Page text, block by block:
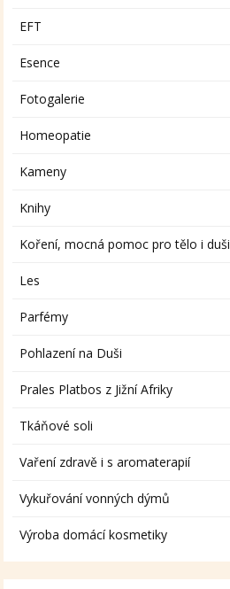
EFT
Esence
Fotogalerie
Homeopatie
Kameny
Knihy
Koření, mocná pomoc pro tělo i duši
Les
Parfémy
Pohlazení na Duši
Prales Platbos z Jižní Afriky
Tkáňové soli
Vaření zdravě i s aromaterapií
Vykuřování vonných dýmů
Výroba domácí kosmetiky